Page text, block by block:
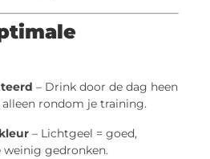
– Drink door de dag heen
rondom je training.
– Lichtgeel = goed,
weinig gedronken.